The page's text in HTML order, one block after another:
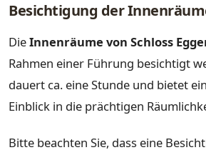
Besichtigung der
DieInnenräume von Schloss
Rahmen einer Führung besichtigt
dauert ca. eine Stunde und bietet
Einblick in die prächtigen
Bitte beachten Sie, dass eine